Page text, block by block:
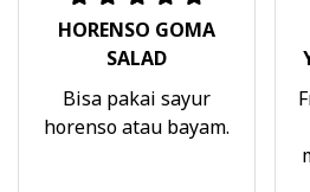
HORENSO GOMA
SALAD
Bisa pakai sayur
horenso atau bayam.